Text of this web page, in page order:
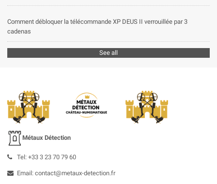
Comment débloquer la télécommande XP DEUS II verrouillée par 3
cadenas
See all
Métaux Détection
Tel: +33 3 23 70 79 60
Email: contact@metaux-detection.fr